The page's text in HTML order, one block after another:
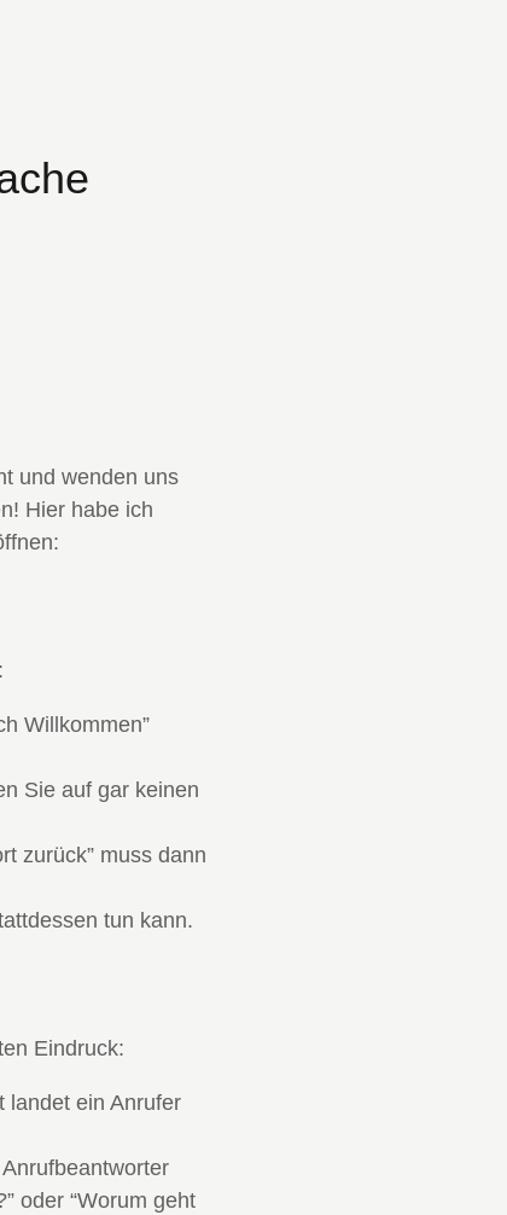
und wenden uns
Hier habe ich
Willkommen”
Sie auf gar keinen
zurück” muss dann
tun kann.
Eindruck:
landet ein Anrufer
oder “Worum geht